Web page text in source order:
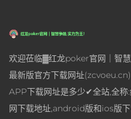
欢迎莅临▓红龙poker官网｜智
最新版官方下载网址
APP下载网址是多少✔全站,全
网下载地址,android版和ios版